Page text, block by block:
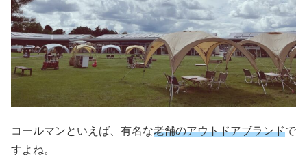
コールマンといえば、有名な老舗のアウトドアブランドで
すよね。